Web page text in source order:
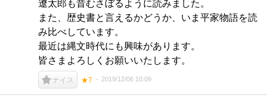
遼太郎も昔むさぼるように読みました。
また、歴史書と言えるかどうか、いま平家物語を読
み比べしています。
最近は縄文時代にも興味があります。
皆さまよろしくお願いいたします。
ナイス ★7 2019/12/06 10:09